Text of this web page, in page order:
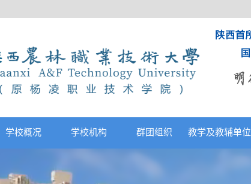
学校概况 学校机构 群团组织 教学及教辅单位